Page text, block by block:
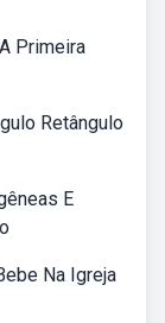
Primeira
Retângulo
E
Na Igreja